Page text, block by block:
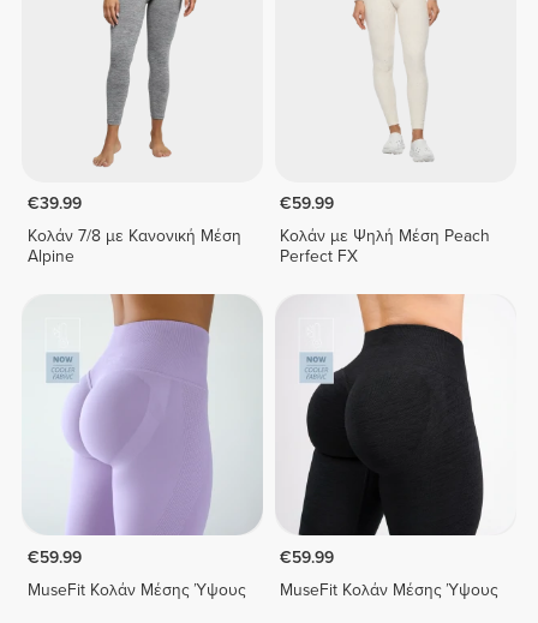
€39.99
Κολάν 7/8 με Κανονική Μέση
Alpine
€59.99
Κολάν με Ψηλή Μέση Peach
Perfect FX
€59.99
MuseFit Κολάν Μέσης Ύψους
€59.99
MuseFit Κολάν Μέσης Ύψους